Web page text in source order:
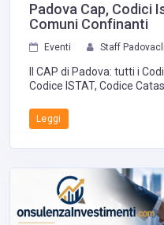
Padova Cap, Codici
Comuni Confinanti
Eventi Staff
Il CAP di Padova: tutti i
Codice ISTAT, Codice
Leggi